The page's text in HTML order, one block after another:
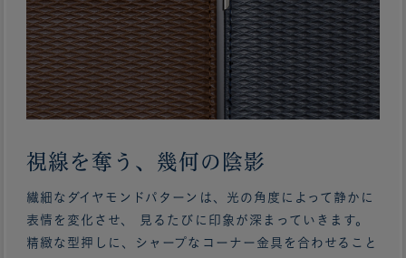
視線を奪う、幾何の陰影
繊細なダイヤモンドパターンは、光の角度によって静かに
表情を変化させ、 見るたびに印象が深まっていきます。
精緻な型押しに、シャープなコーナー金具を合わせること